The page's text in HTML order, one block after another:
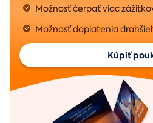
Možnosť čerpať viac
Možnosť doplatenia
Kúpiť